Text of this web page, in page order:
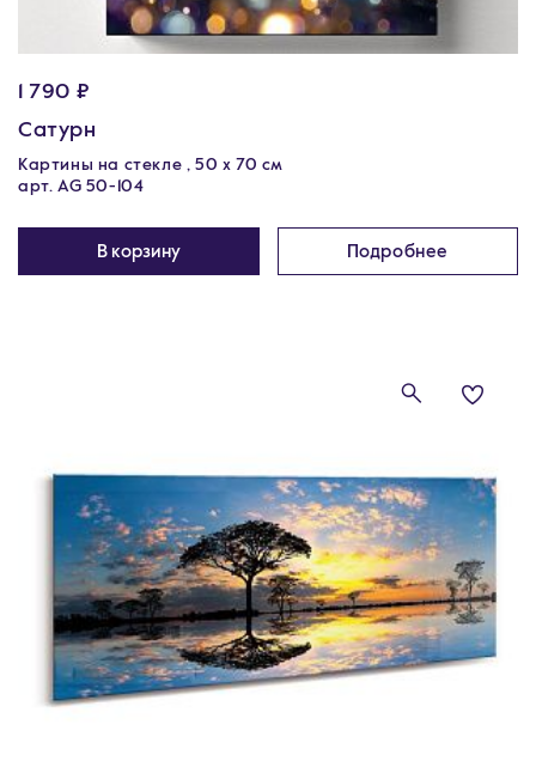
1 790 ₽
Сатурн
Картины на стекле , 50 х 70 см
арт. AG 50-104
В корзину Подробнее